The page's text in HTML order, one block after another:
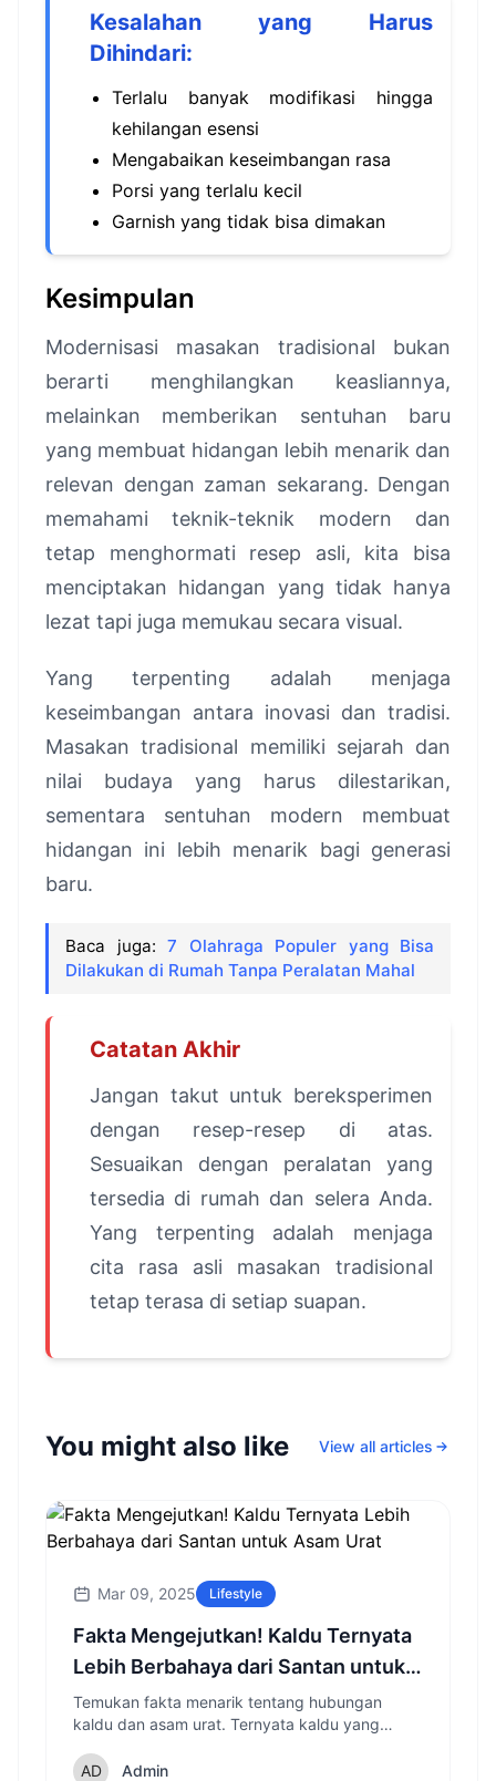
Kesalahan yang Harus
Dihindari:
Terlalu banyak modifikasi hingga
kehilangan esensi
Mengabaikan keseimbangan rasa
Porsi yang terlalu kecil
Garnish yang tidak bisa dimakan
Kesimpulan
Modernisasi masakan tradisional bukan
berarti menghilangkan keasliannya,
melainkan memberikan sentuhan baru
yang membuat hidangan lebih menarik dan
relevan dengan zaman sekarang. Dengan
memahami teknik-teknik modern dan
tetap menghormati resep asli, kita bisa
menciptakan hidangan yang tidak hanya
lezat tapi juga memukau secara visual.
Yang terpenting adalah menjaga
keseimbangan antara inovasi dan tradisi.
Masakan tradisional memiliki sejarah dan
nilai budaya yang harus dilestarikan,
sementara sentuhan modern membuat
hidangan ini lebih menarik bagi generasi
baru.
Baca juga: 7 Olahraga Populer yang Bisa
Dilakukan di Rumah Tanpa Peralatan Mahal
Catatan Akhir
Jangan takut untuk bereksperimen
dengan resep-resep di atas.
Sesuaikan dengan peralatan yang
tersedia di rumah dan selera Anda.
Yang terpenting adalah menjaga
cita rasa asli masakan tradisional
tetap terasa di setiap suapan.
You might also like View all articles
Mar 09, 2025 Lifestyle
Fakta Mengejutkan! Kaldu Ternyata
Lebih Berbahaya dari Santan untuk
Asam Urat
Temukan fakta menarik tentang hubungan
kaldu dan asam urat. Ternyata kaldu yang
berbahaya dari santan!
Admin